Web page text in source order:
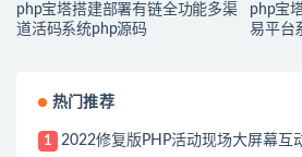
php宝塔搭建部署有链全功能多渠
道活码系统php源码
php宝
易平台
热门推荐
1
2022修复版PHP活动现场大屏幕互